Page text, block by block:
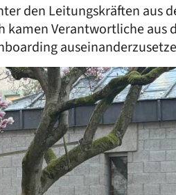
den Leitungskräften aus
kamen Verantwortliche